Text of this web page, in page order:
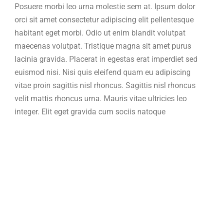
Posuere morbi leo urna molestie sem at. Ipsum dolor
orci sit amet consectetur adipiscing elit pellentesque
habitant eget morbi. Odio ut enim blandit volutpat
maecenas volutpat. Tristique magna sit amet purus
lacinia gravida. Placerat in egestas erat imperdiet sed
euismod nisi. Nisi quis eleifend quam eu adipiscing
vitae proin sagittis nisl rhoncus. Sagittis nisl rhoncus
velit mattis rhoncus urna. Mauris vitae ultricies leo
integer. Elit eget gravida cum sociis natoque